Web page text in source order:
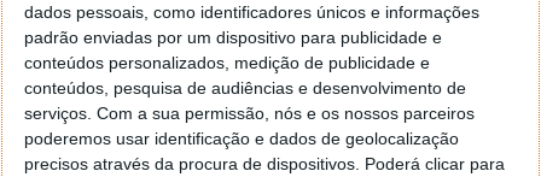
dados pessoais, como identificadores únicos e informações
padrão enviadas por um dispositivo para publicidade e
conteúdos personalizados, medição de publicidade e
conteúdos, pesquisa de audiências e desenvolvimento de
serviços. Com a sua permissão, nós e os nossos parceiros
poderemos usar identificação e dados de geolocalização
precisos através da procura de dispositivos. Poderá clicar para